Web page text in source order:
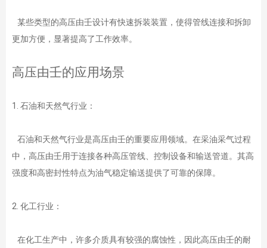
某些类型的高压由壬设计有快速拆装装置，使得管线连接和拆卸
更加方便，显著提高了工作效率。
高压由壬的应用场景
1. 石油和天然气行业：
石油和天然气行业是高压由壬的重要应用领域。在采油采气过程
中，高压由壬用于连接各种高压管线、控制设备和输送管道。其高
强度和高密封性特点为油气稳定输送提供了可靠的保障。
2. 化工行业：
在化工生产中，许多介质具有较强的腐蚀性，因此高压由壬的耐